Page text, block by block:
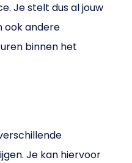
Je stelt dus al jouw
ook andere
binnen het
Je kan hiervoor